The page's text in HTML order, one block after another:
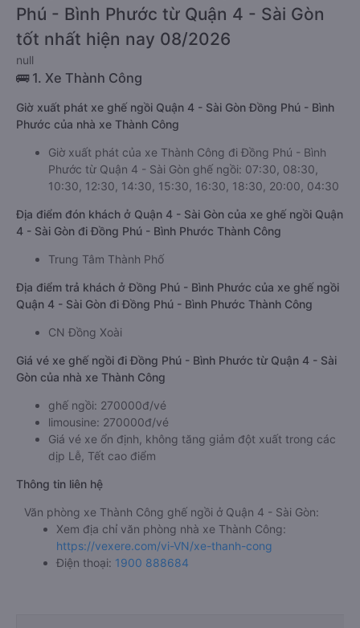
Phú - Bình Phước từ Quận 4 - Sài Gòn
tốt nhất hiện nay 08/2026
null
🚌 1. Xe Thành Công
Giờ xuất phát xe ghế ngồi Quận 4 - Sài Gòn Đồng Phú - Bình
Phước của nhà xe Thành Công
Giờ xuất phát của xe Thành Công đi Đồng Phú - Bình
Phước từ Quận 4 - Sài Gòn ghế ngồi: 07:30, 08:30,
10:30, 12:30, 14:30, 15:30, 16:30, 18:30, 20:00, 04:30
Địa điểm đón khách ở Quận 4 - Sài Gòn của xe ghế ngồi Quận
4 - Sài Gòn đi Đồng Phú - Bình Phước Thành Công
Trung Tâm Thành Phố
Địa điểm trả khách ở Đồng Phú - Bình Phước của xe ghế ngồi
Quận 4 - Sài Gòn đi Đồng Phú - Bình Phước Thành Công
CN Đồng Xoài
Giá vé xe ghế ngồi đi Đồng Phú - Bình Phước từ Quận 4 - Sài
Gòn của nhà xe Thành Công
ghế ngồi: 270000đ/vé
limousine: 270000đ/vé
Giá vé xe ổn định, không tăng giảm đột xuất trong các
dịp Lễ, Tết cao điểm
Thông tin liên hệ
Văn phòng xe Thành Công ghế ngồi ở Quận 4 - Sài Gòn:
Xem địa chỉ văn phòng nhà xe Thành Công:
https://vexere.com/vi-VN/xe-thanh-cong
Điện thoại: 1900 888684